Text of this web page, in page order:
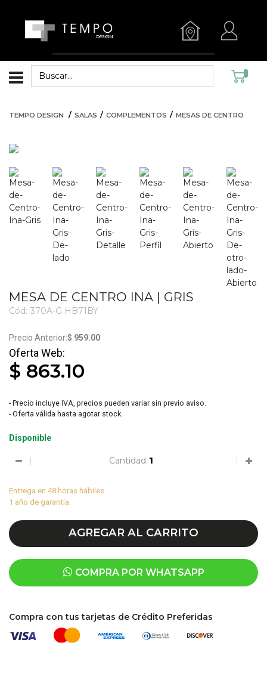
TEMPO DESIGN SALAS COMPLEMENTOS MESAS DE CENTRO
MESA DE CENTRO INA | GRIS
Cód: 370A-G HB71BY
$ 959.00
$ 863.10
- Precio incluye IVA, precios pueden variar sin previo aviso.
- Oferta válida hasta agotar stock.
Disponible
Cantidad:
Entrega en 48 horas hábiles
1 año de garantía.
AGREGAR AL CARRITO
COMPRA POR WHATSAPP
Compra con tus tarjetas de Crédito Preferidas